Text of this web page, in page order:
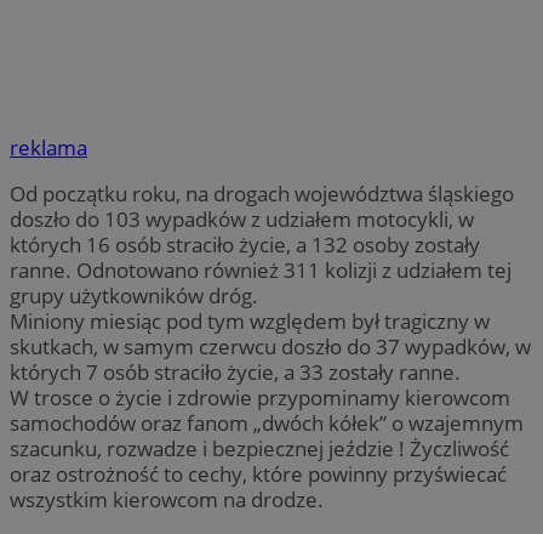
reklama
Od początku roku, na drogach województwa śląskiego
doszło do 103 wypadków z udziałem motocykli, w
których 16 osób straciło życie, a 132 osoby zostały
ranne. Odnotowano również 311 kolizji z udziałem tej
grupy użytkowników dróg.
Miniony miesiąc pod tym względem był tragiczny w
skutkach, w samym czerwcu doszło do 37 wypadków, w
których 7 osób straciło życie, a 33 zostały ranne.
W trosce o życie i zdrowie przypominamy kierowcom
samochodów oraz fanom „dwóch kółek” o wzajemnym
szacunku, rozwadze i bezpiecznej jeździe ! Życzliwość
oraz ostrożność to cechy, które powinny przyświecać
wszystkim kierowcom na drodze.